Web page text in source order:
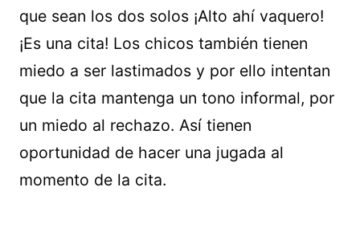
que sean los dos solos ¡Alto ahí vaquero!
¡Es una cita! Los chicos también tienen
miedo a ser lastimados y por ello intentan
que la cita mantenga un tono informal, por
un miedo al rechazo. Así tienen
oportunidad de hacer una jugada al
momento de la cita.